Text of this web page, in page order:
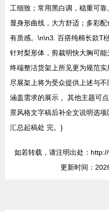
工细致；常用黑白调，稳重可
显身形曲线，大方舒适；多彩
有质感。\n\n3. 百搭纯棉长款T
针对梨形体，剪裁明快大胸可
终端整洁货架上所见更为规范
尽展架上将为受众提供上述与
涵盖需求的展示 。其他主题可
景风格文字稿后补全文说明选
汇总起稿处 完。}
如若转载，请注明出处：
更新时间：